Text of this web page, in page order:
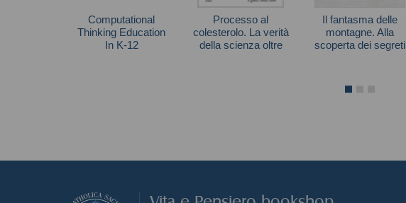
Computational
Thinking Education
In K-12
Processo al
colesterolo. La verità
della scienza oltre
Il fantasma delle
montagne. Alla
scoperta dei segreti